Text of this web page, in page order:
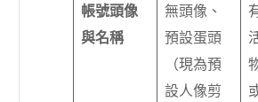
帳號頭像
與名稱
無頭像、
預設蛋頭
（現為預
設人像剪